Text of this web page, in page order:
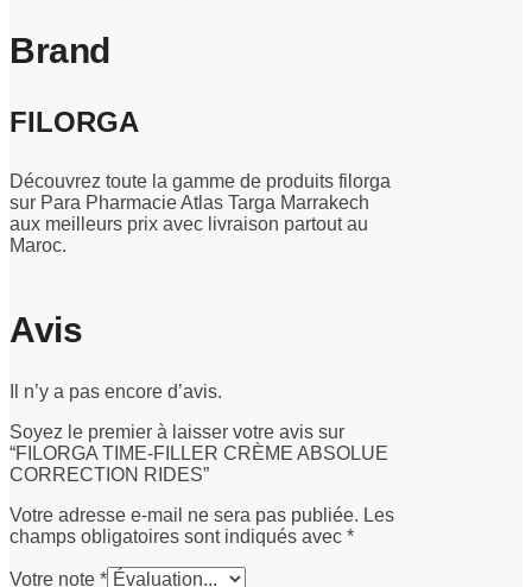
Brand
FILORGA
Découvrez toute la gamme de produits filorga
sur Para Pharmacie Atlas Targa Marrakech
aux meilleurs prix avec livraison partout au
Maroc.
Avis
Il n’y a pas encore d’avis.
Soyez le premier à laisser votre avis sur
“FILORGA TIME-FILLER CRÈME ABSOLUE
CORRECTION RIDES”
Votre adresse e-mail ne sera pas publiée. Les
champs obligatoires sont indiqués avec *
Votre note *